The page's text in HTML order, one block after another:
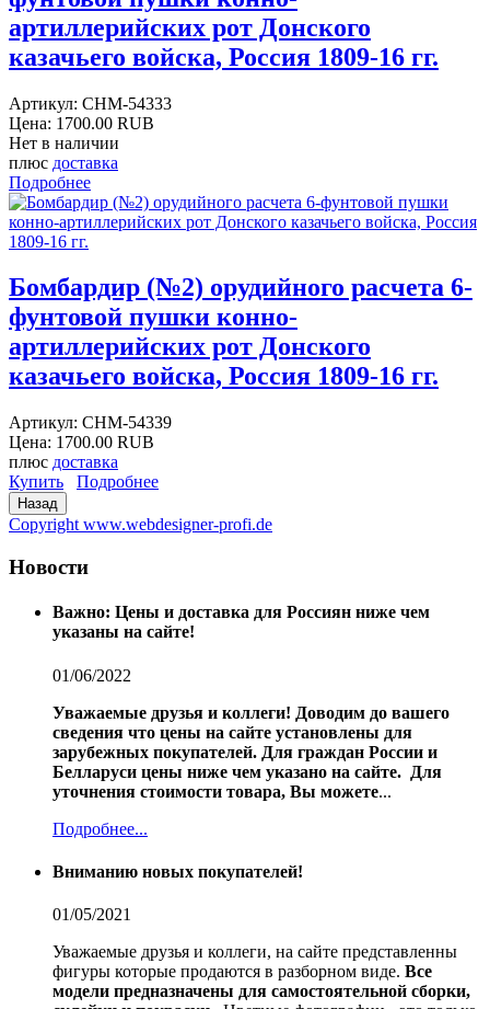
артиллерийских рот Донского
казачьего войска, Россия 1809-16 гг.
Артикул: CHM-54333
Цена: 1700.00 RUB
Нет в наличии
плюс доставка
Подробнее
Бомбардир (№2) орудийного расчета 6-
фунтовой пушки конно-
артиллерийских рот Донского
казачьего войска, Россия 1809-16 гг.
Артикул: CHM-54339
Цена: 1700.00 RUB
плюс доставка
Купить
Подробнее
Copyright www.webdesigner-profi.de
Новости
Важно: Цены и доставка для Россиян ниже чем
указаны на сайте!
01/06/2022
Уважаемые друзья и коллеги! Доводим до вашего
сведения что цены на сайте установлены для
зарубежных покупателей. Для граждан России и
Белларуси цены ниже чем указано на сайте. Для
уточнения стоимости товара, Вы можете...
Подробнее...
Вниманию новых покупателей!
01/05/2021
Уважаемые друзья и коллеги, на сайте представленны
фигуры которые продаются в разборном виде. Все
модели предназначены для самостоятельной сборки,